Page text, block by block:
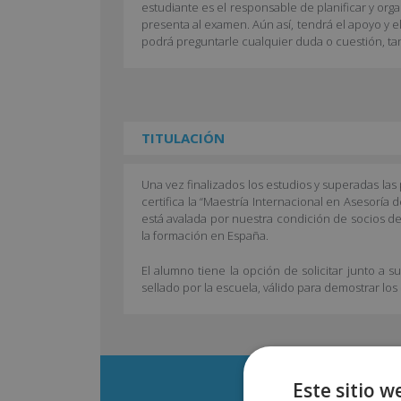
estudiante es el responsable de planificar y
presenta al examen. Aún así, tendrá el apoyo
podrá preguntarle cualquier duda o cuestión,
TITULACIÓN
Una vez finalizados los estudios y superadas
certifica la “Maestría Internacional en Asesoría
está avalada por nuestra condición de socios
la formación en España.
El alumno tiene la opción de solicitar junto a
sellado por la escuela, válido para demostrar
Este sitio